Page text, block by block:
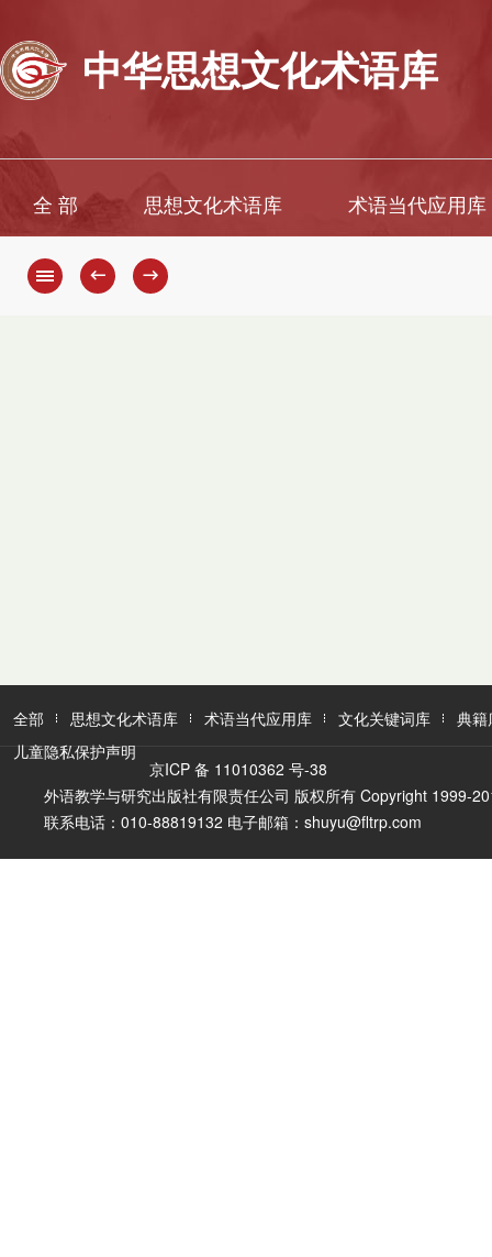
中华思想文化术语库
全 部 思想文化术语库 术语当代应用库
← →
全部 思想文化术语库 术语当代应用库 文化关键词库
典籍
儿童隐私保护声明
京ICP 备 11010362 号-38
外语教学与研究出版社有限责任公司 版权所有 Copyright 1999-
联系电话：010-88819132 电子邮箱：shuyu@fltrp.com